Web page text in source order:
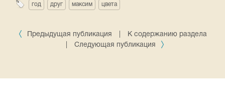
год друг максим цвета
Предыдущая публикация
К содержанию раздела
Следующая публикация